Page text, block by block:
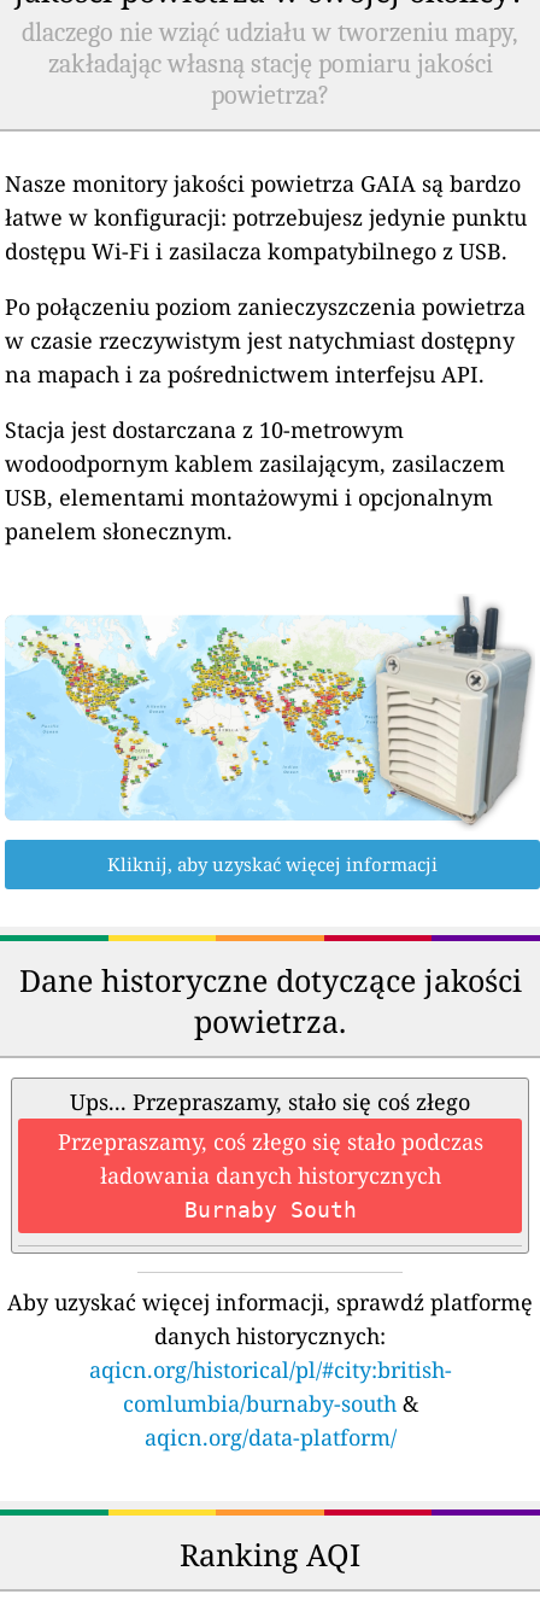
dlaczego nie wziąć udziału w tworzeniu mapy,
zakładając własną stację pomiaru jakości
powietrza?
Nasze monitory jakości powietrza GAIA są bardzo
łatwe w konfiguracji: potrzebujesz jedynie punktu
dostępu Wi-Fi i zasilacza kompatybilnego z USB.
Po połączeniu poziom zanieczyszczenia powietrza
w czasie rzeczywistym jest natychmiast dostępny
na mapach i za pośrednictwem interfejsu API.
Stacja jest dostarczana z 10-metrowym
wodoodpornym kablem zasilającym, zasilaczem
USB, elementami montażowymi i opcjonalnym
panelem słonecznym.
Kliknij, aby uzyskać więcej informacji
Dane historyczne dotyczące jakości
powietrza.
Ups... Przepraszamy, stało się coś złego
Przepraszamy, coś złego się stało podczas
ładowania danych historycznych
Burnaby South
Aby uzyskać więcej informacji, sprawdź platformę
danych historycznych:
aqicn.org/historical/pl/#city:british-
comlumbia/burnaby-south&
aqicn.org/data-platform/
Ranking AQI